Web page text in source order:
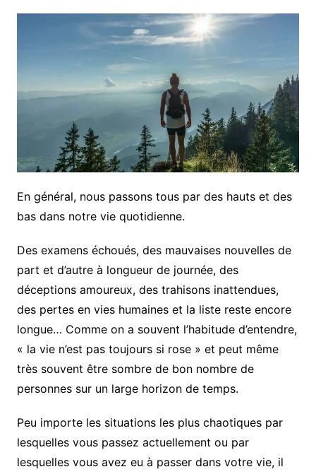
En général, nous passons tous par des hauts et des
bas dans notre vie quotidienne.
Des examens échoués, des mauvaises nouvelles de
part et d’autre à longueur de journée, des
déceptions amoureux, des trahisons inattendues,
des pertes en vies humaines et la liste reste encore
longue… Comme on a souvent l’habitude d’entendre,
« la vie n’est pas toujours si rose » et peut même
très souvent être sombre de bon nombre de
personnes sur un large horizon de temps.
Peu importe les situations les plus chaotiques par
lesquelles vous passez actuellement ou par
lesquelles vous avez eu à passer dans votre vie, il